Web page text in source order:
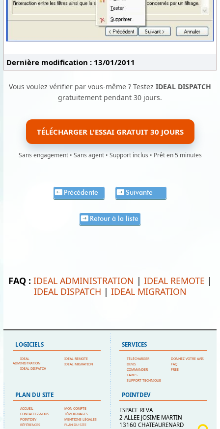
Dernière modification : 13/01/2011
Vous voulez vérifier par vous-même ? Testez IDEAL DISPATCH
gratuitement pendant 30 jours.
TÉLÉCHARGER L'ESSAI GRATUIT 30 JOURS
Sans engagement • Sans agent • Support inclus • Prêt en 5 minutes
Précédente Suivante
Retour à la liste
FAQ : IDEAL ADMINISTRATION | IDEAL REMOTE |
IDEAL DISPATCH | IDEAL MIGRATION
LOGICIELS
IDEAL
ADMINISTRATION
IDEAL DISPATCH
IDEAL REMOTE
IDEAL MIGRATION
SERVICES
TÉLÉCHARGER
DEVIS
COMMANDER
TARIFS
SUPPORT TECHNIQUE
DONNEZ VOTRE AVIS
FAQ
FREE
PLAN DU SITE
ACCUEIL
CONTACTEZ-NOUS
POINTDEV
RÉFÉRENCES
MON COMPTE
TÉMOIGNAGES
MENTIONS LÉGALES
PLAN DU SITE
POINTDEV
ESPACE REVA
2 ALLEE JOSIME MARTIN
13160 CHATEAURENARD